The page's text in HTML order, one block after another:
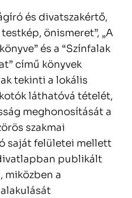
és divatszakértő,
önismeret”, „A
és a “Színfalak
című könyvek
tekinti a lokális
láthatóvá tételét,
meghonosítását a
szakmai
saját felületei mellett
publikált
miközben a